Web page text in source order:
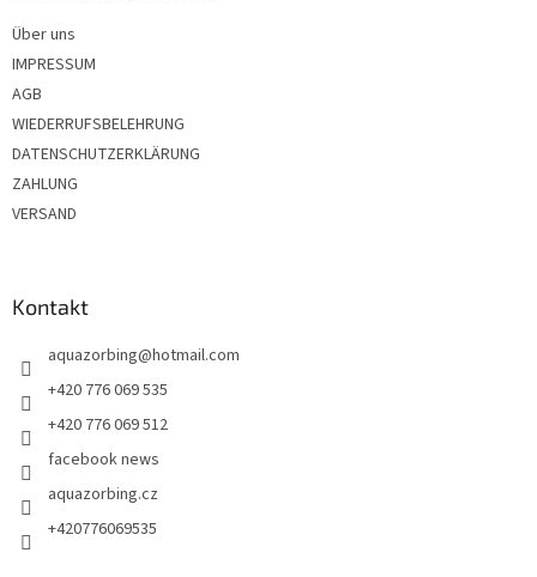
Über uns
IMPRESSUM
AGB
WIEDERRUFSBELEHRUNG
DATENSCHUTZERKLÄRUNG
ZAHLUNG
VERSAND
Kontakt
aquazorbing@hotmail.com
+420 776 069 535
+420 776 069 512
facebook news
aquazorbing.cz
+420776069535